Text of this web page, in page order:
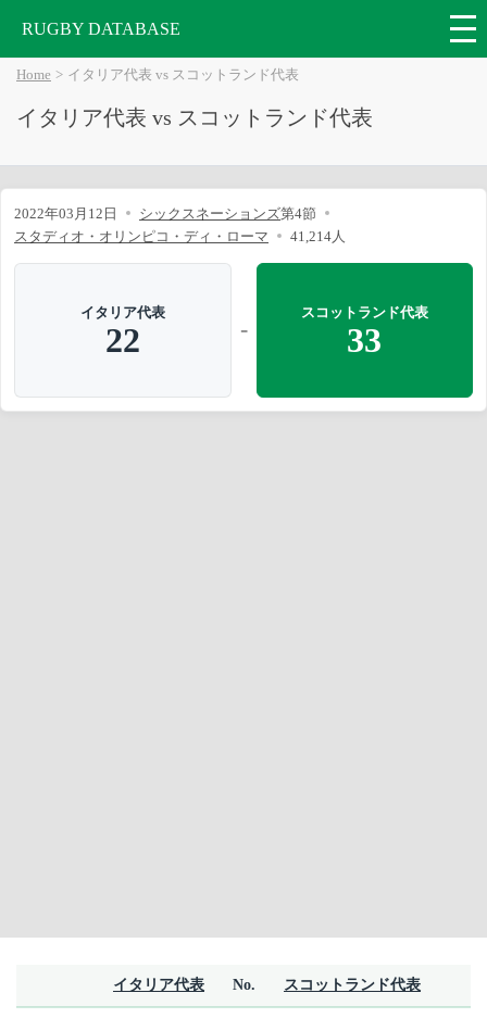
RUGBY DATABASE
Home イタリア代表 vs スコットランド代表
イタリア代表 vs スコットランド代表
2022年03月12日 シックスネーションズ第4節
スタディオ・オリンピコ・ディ・ローマ
41,214人
イタリア代表
22 -
スコットランド代表
33
イタリア代表 No. スコットランド代表